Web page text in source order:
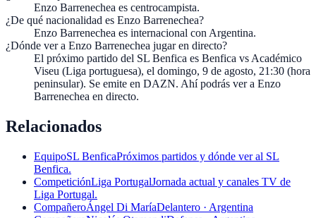
Enzo Barrenechea es centrocampista.
¿De qué nacionalidad es Enzo Barrenechea?
Enzo Barrenechea es internacional con Argentina.
¿Dónde ver a Enzo Barrenechea jugar en directo?
El próximo partido del SL Benfica es Benfica vs Académico
Viseu (Liga portuguesa), el domingo, 9 de agosto, 21:30 (hora
peninsular). Se emite en DAZN. Ahí podrás ver a Enzo
Barrenechea en directo.
Relacionados
EquipoSL BenficaPróximos partidos y dónde ver al SL
Benfica.
CompeticiónLiga PortugalJornada actual y canales TV de
Liga Portugal.
CompañeroÁngel Di MaríaDelantero · Argentina